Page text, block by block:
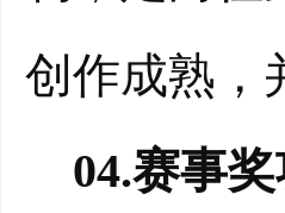
创作成熟，
04.赛事奖